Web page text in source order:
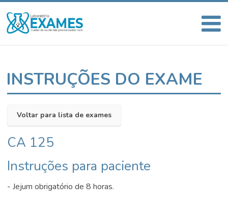
INSTRUÇÕES DO EXAME
Voltar para lista de exames
CA 125
Instruções para paciente
- Jejum obrigatório de 8 horas.